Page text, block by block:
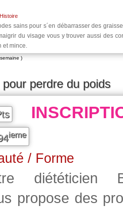
Histoire
sains pour s´en débarrasser des
du visage vous y trouver aussi des
et mince.
)
perdre du poids
ieme
/ Forme
diététicien
propose des